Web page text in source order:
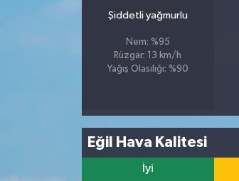
Şiddetli yağmurlu
Nem: %95
Rüzgar: 13 km/h
Yağış Olasılığı: %90
Eğil Hava Kalitesi
İyi